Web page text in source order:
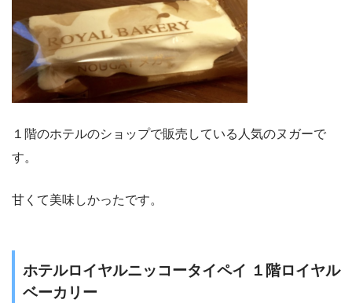
１階のホテルのショップで販売している人気のヌガーで
す。
甘くて美味しかったです。
ホテルロイヤルニッコータイペイ １階ロイヤル
ベーカリー